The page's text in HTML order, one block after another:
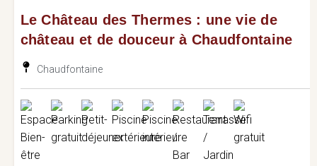
Le Château des Thermes : une vie de
château et de douceur à Chaudfontaine
Chaudfontaine